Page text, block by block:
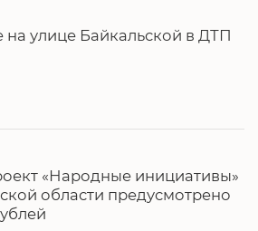
на улице Байкальской в ДТП
«Народные инициативы»
области предусмотрено